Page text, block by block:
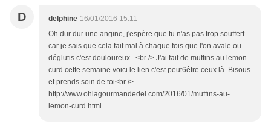
D delphine 16/01/2016 15:11
Oh dur dur une angine, j'espère que tu n'as pas trop souffert
car je sais que cela fait mal à chaque fois que l'on avale ou
déglutis c'est douloureux...<br /> J'ai fait de muffins au lemon
curd cette semaine voici le lien c'est peut6être ceux là..Bisous
et prends soin de toi<br />
http://www.ohlagourmandedel.com/2016/01/muffins-au-
lemon-curd.html